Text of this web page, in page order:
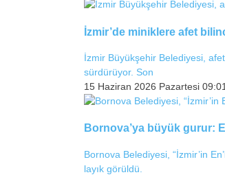
İzmir’de miniklere afet
İzmir Büyükşehir Belediyesi,
sürdürüyor. Son
15 Haziran 2026 Pazartesi 09:01
Bornova’ya büyük gurur:
Bornova Belediyesi, “İzmir’in
layık görüldü.